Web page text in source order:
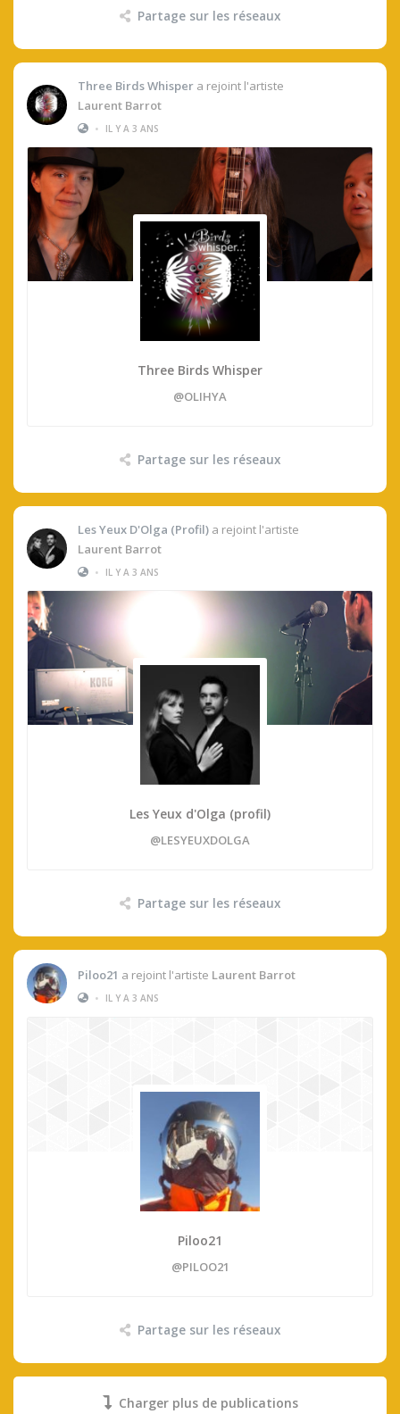
Partage sur les réseaux
Three Birds Whisper a rejoint l'artiste
Laurent Barrot
•
IL Y A 3 ANS
Three Birds Whisper
@OLIHYA
Partage sur les réseaux
Les Yeux D'Olga (profil) a rejoint l'artiste
Laurent Barrot
•
IL Y A 3 ANS
Les Yeux d'Olga (profil)
@LESYEUXDOLGA
Partage sur les réseaux
Piloo21 a rejoint l'artiste Laurent Barrot
•
IL Y A 3 ANS
Piloo21
@PILOO21
Partage sur les réseaux
Charger plus de publications